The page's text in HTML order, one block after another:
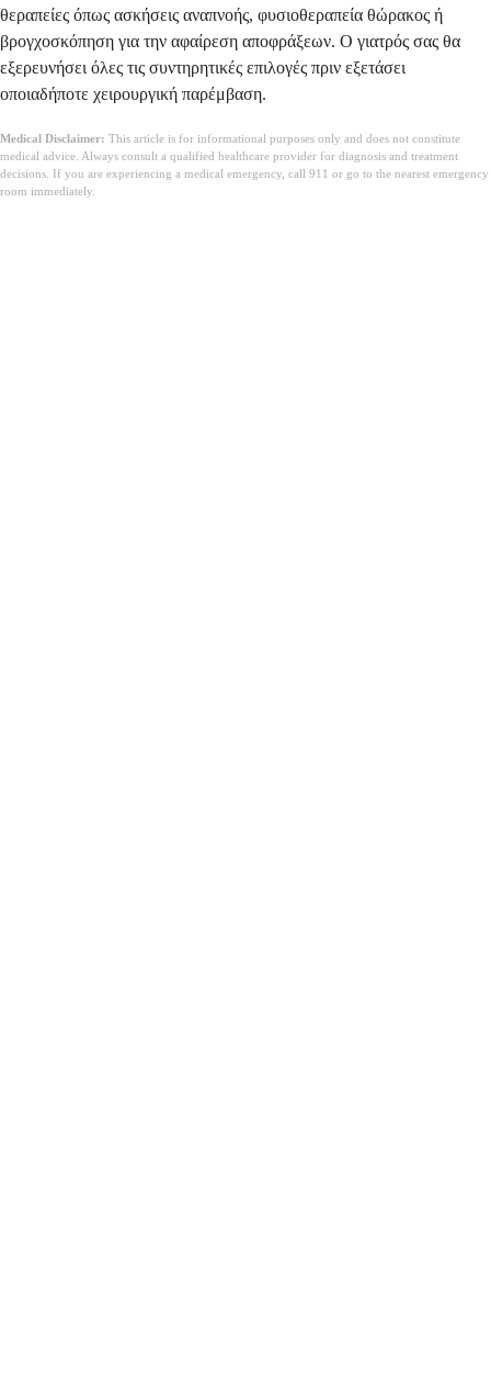
θεραπείες όπως ασκήσεις αναπνοής, φυσιοθεραπεία θώρακος ή
βρογχοσκόπηση για την αφαίρεση αποφράξεων. Ο γιατρός σας θα
εξερευνήσει όλες τις συντηρητικές επιλογές πριν εξετάσει
οποιαδήποτε χειρουργική παρέμβαση.
Medical Disclaimer: This article is for informational purposes only and does not constitute
medical advice. Always consult a qualified healthcare provider for diagnosis and treatment
decisions. If you are experiencing a medical emergency, call 911 or go to the nearest emergency
room immediately.